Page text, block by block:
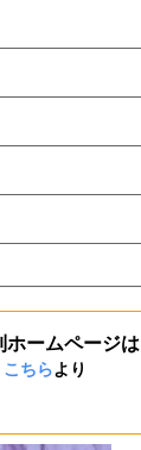
ホームページは
こちらより